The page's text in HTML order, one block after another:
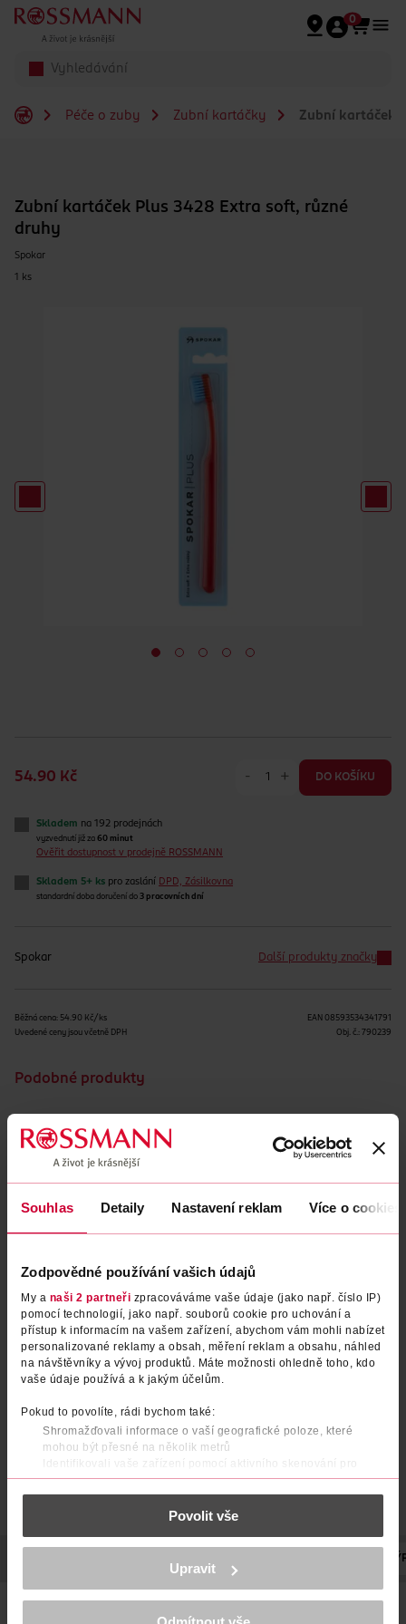
Souhlas Detaily Nastavení reklam Více o cookies
Zodpovědné používání vašich údajů
My a naši 2 partneři zpracováváme vaše údaje (jako např. číslo IP)
pomocí technologií, jako např. souborů cookie pro uchování a
přístup k informacím na vašem zařízení, abychom vám mohli nabízet
personalizované reklamy a obsah, měření reklam a obsahu, náhled
na návštěvníky a vývoj produktů. Máte možnosti ohledně toho, kdo
vaše údaje používá a k jakým účelům.
Pokud to povolíte, rádi bychom také:
Shromažďovali informace o vaší geografické poloze, které
mohou být přesné na několik metrů
Identifikovali vaše zařízení pomocí aktivního skenování pro
konkrétní charakteristiky (otisk prstu)
Zjistěte více o tom, jak zpracováváme vaše osobní údaje, a nastavte
části s podrobnostmi . Svůj souhlas můžete kdykoliv
K provozu stránek, personalizaci obsahu a reklam, funkcí sociálních
médií, analýze návštěvnosti, které mohou nést osobní údaje.
Více najdete vprohlášení o ochraně osobních údajů.
Povolit vše
Upravit
Přeskočit na hlavmní obsah
0
Péče o zuby Zubní kartáčky Zubní kartáček
Zubní kartáček Plus 3428 Extra soft, různé
druhy
Spokar
1 ks
54.90 Kč - + DO KOŠÍKU
Skladem na 192 prodejnách
vyzvednutí již za 60 minut
Ověřit dostupnost v prodejně ROSSMANN
Skladem 5+ ks pro zaslání DPD, Zásilkovna
standardní doba doručení do 3 pracovních dní
Spokar Další produkty značky
Běžná cena: 54.90 Kč/ks
Uvedené ceny jsou včetně DPH
EAN 08593534341791
Obj. č.: 790239
Podobné produkty
Zubní kartáček Plus 3428
Medium, různé druhy
Spokar 1 ks
DO KOŠÍKU
Obj. č.: 791106
Zubní kartáček X 3429 Ultra
soft, různé druhy
Spokar 1 ks
ADRESA
Zubní kartáček Spokar Plus je osazen vlákny Hexagonal se
šestihranným profilem a precizně zaoblenými konci. Tato